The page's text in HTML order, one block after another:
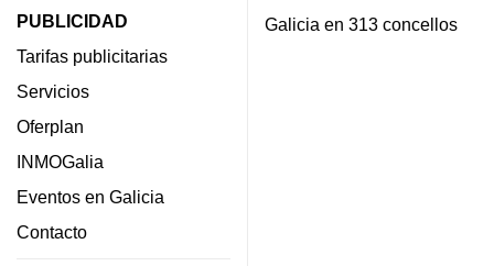
PUBLICIDAD
Tarifas publicitarias
Servicios
Oferplan
INMOGalia
Eventos en Galicia
Contacto
Galicia en 313 concellos